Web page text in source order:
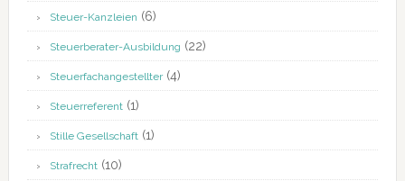
Steuer-Kanzleien (6)
Steuerberater-Ausbildung (22)
Steuerfachangestellter(4)
Steuerreferent(1)
Stille Gesellschaft(1)
Strafrecht(10)